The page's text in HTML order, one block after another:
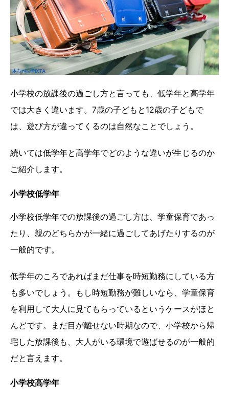
小学校の放課後の過ごし方と言っても、低学年と高学年
では大きく違います。7歳の子どもと12歳の子どもで
は、遊び方が違ってくるのは自然なことでしょう。
続いては低学年と高学年でどのような違いが生じるのか
ご紹介します。
小学校低学年
小学校低学年での放課後の過ごし方は、学童保育であっ
たり、親のどちらかが一緒に過ごしてあげたりするのが
一般的です。
低学年のころであればまだ仕事を時短勤務にしている方
も多いでしょう。もし時短勤務が難しいなら、学童保育
を利用して大人に見てもらっているというケースがほと
んどです。まだ目が離せない時期なので、小学校から帰
宅した放課後も、大人がいる環境で遊ばせるのが一般的
だと言えます。
小学校高学年